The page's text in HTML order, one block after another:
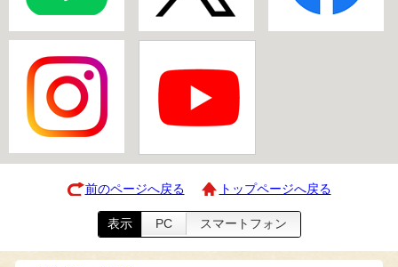
前のページへ戻る トップページへ戻る
表示 PC スマートフォン